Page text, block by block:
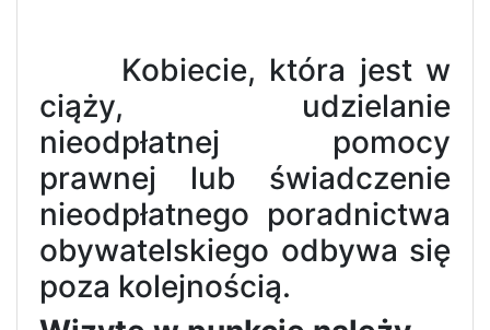
Kobiecie, która jest w
ciąży, udzielanie
nieodpłatnej pomocy
prawnej lub świadczenie
nieodpłatnego poradnictwa
obywatelskiego odbywa się
poza kolejnością.